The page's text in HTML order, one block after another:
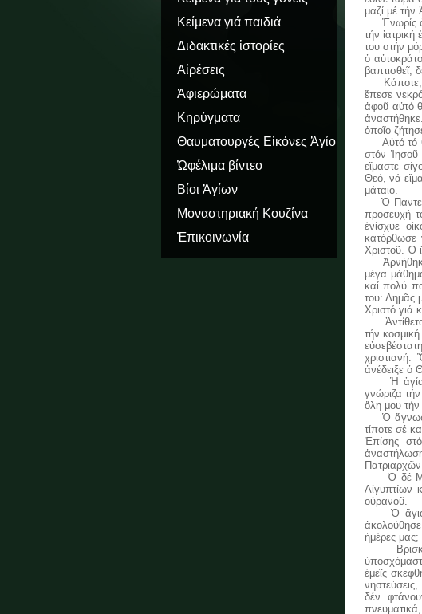
Κείμενα γιά παιδιά
Διδακτικές ἱστορίες
Αἱρέσεις
Ἀφιερώματα
Κηρύγματα
Θαυματουργές Εἰκόνες Ἁγίου
Ὅρους
Ὠφέλιμα βίντεο
Βίοι Ἁγίων
Μοναστηριακή Κουζίνα
Ἐπικοινωνία
μαζί μέ
Ἐνωρίς ὁ
τήν
του στήν
ὁ
βαπτισθεῖ,
Κάποτε,
ἔπεσε
ἀφοῦ αὐτό
ὁποῖο
Αὐτό τό
στόν Ἰησοῦ
εἴμαστε
Θεό, νά
μάταιο.
Ὁ
προσευχή
ἐνίσχυε
κατόρθωσε
Χριστοῦ. Ὁ
Ἀρνήθηκε
μέγα
καί πολύ
του: Δημᾶς
Χριστό γιά
Ἀντίθετα
τήν
ἀνέδειξε ὁ
Ἡ ἁγία
γνώριζα
ὅλη μου τήν
Ὁ
τίποτε σέ
Ἐπίσης
Ὁ δέ
Αἰγυπτίων
οὐρανοῦ.
Ὁ ἅγιος
ἡμέρες μας;
ἐμεῖς
δέν